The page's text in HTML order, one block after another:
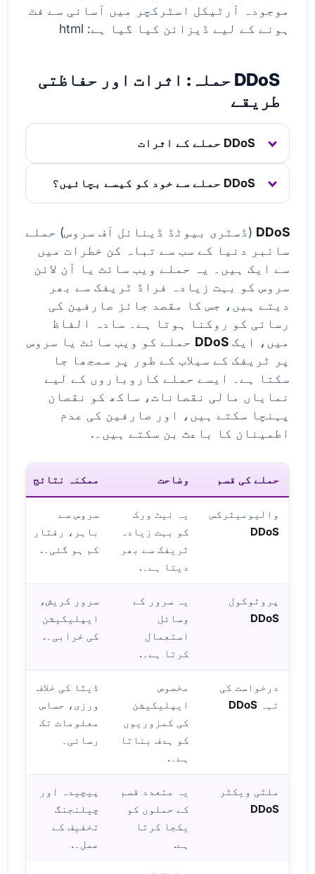
موجودہ آرٹیکل اسٹرکچر میں آسانی سے فٹ
ہونے کے لیے ڈیزائن کیا گیا ہے: html
DDoS حملہ: اثرات اور حفاظتی
طریقے
DDoS حملے کے اثرات
DDoS حملے سے خود کو کیسے بچائیں؟
DDoS (ڈسٹری بیوٹڈ ڈینائل آف سروس) حملے
سائبر دنیا کے سب سے تباہ کن خطرات میں
سے ایک ہیں۔ یہ حملے ویب سائٹ یا آن لائن
سروس کو بہت زیادہ فراڈ ٹریفک سے بھر
دیتے ہیں، جس کا مقصد جائز صارفین کی
رسائی کو روکنا ہوتا ہے۔ سادہ الفاظ
میں، ایک DDoS حملے کو ویب سائٹ یا سروس
پر ٹریفک کے سیلاب کے طور پر سمجھا جا
سکتا ہے۔ ایسے حملے کاروباروں کے لیے
نمایاں مالی نقصانات، ساکھ کو نقصان
پہنچا سکتے ہیں، اور صارفین کی عدم
اطمینان کا باعث بن سکتے ہیں۔.
حملے کی قسم وضاحت ممکنہ نتائج
والیومیٹرکس
DDoS
یہ نیٹ ورک
کو بہت زیادہ
ٹریفک سے بھر
دیتا ہے۔.
سروس سے
باہر، رفتار
کم ہو گئی۔.
پروٹوکول
DDoS
یہ سرور کے
وسائل
استعمال
کرتا ہے۔.
سرور کریش،
ایپلیکیشن
کی خرابی۔.
درخواست کی
تہہDDoS
مخصوص
ایپلیکیشن
کی کمزوریوں
کو ہدف بناتا
ہے۔.
ڈیٹا کی خلاف
ورزی، حساس
معلومات تک
رسائی۔
ملٹی ویکٹر
DDoS
یہ متعدد قسم
کے حملوں کو
یکجا کرتا
ہے.
پیچیدہ اور
چیلنجنگ
تخفیف کے
عمل۔.